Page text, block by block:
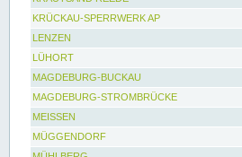
KRÜCKAU-SPERRWERK AP
LENZEN
LÜHORT
MAGDEBURG-BUCKAU
MAGDEBURG-STROMBRÜCKE
MEISSEN
MÜGGENDORF